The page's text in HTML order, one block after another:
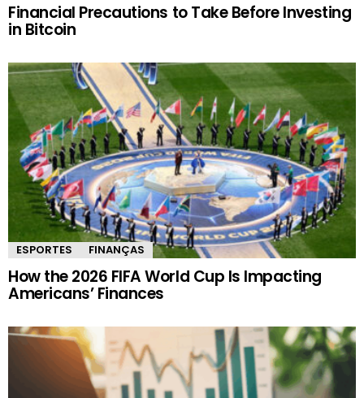
Financial Precautions to Take Before Investing
in Bitcoin
ESPORTES FINANÇAS
How the 2026 FIFA World Cup Is Impacting
Americans’ Finances